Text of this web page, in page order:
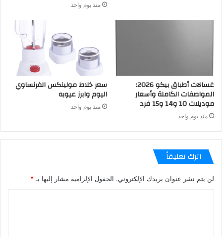
منذ يوم واحد
غسالات أطباق بيكو 2026:
المواصفات الكاملة وأسعار
موديلات 10 و14 و15 فرد
منذ يوم واحد
سعر خلاط مولينكس الفرنساوي
اليوم وابرز عيوبه
منذ يوم واحد
اترك تعليقاً
لن يتم نشر عنوان بريدك الإلكتروني. الحقول الإلزامية مشار إليها بـ *